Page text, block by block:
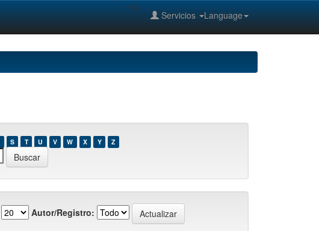
Language
Servicios
--%>
S T U V W X Y Z
Autor/Registro: